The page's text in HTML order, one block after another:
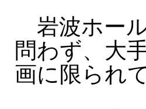
岩波ホー
問わず、大
画に限られ